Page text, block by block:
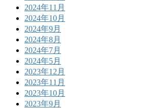
2024年11月
2024年10月
2024年9月
2024年8月
2024年7月
2024年5月
2023年12月
2023年11月
2023年10月
2023年9月